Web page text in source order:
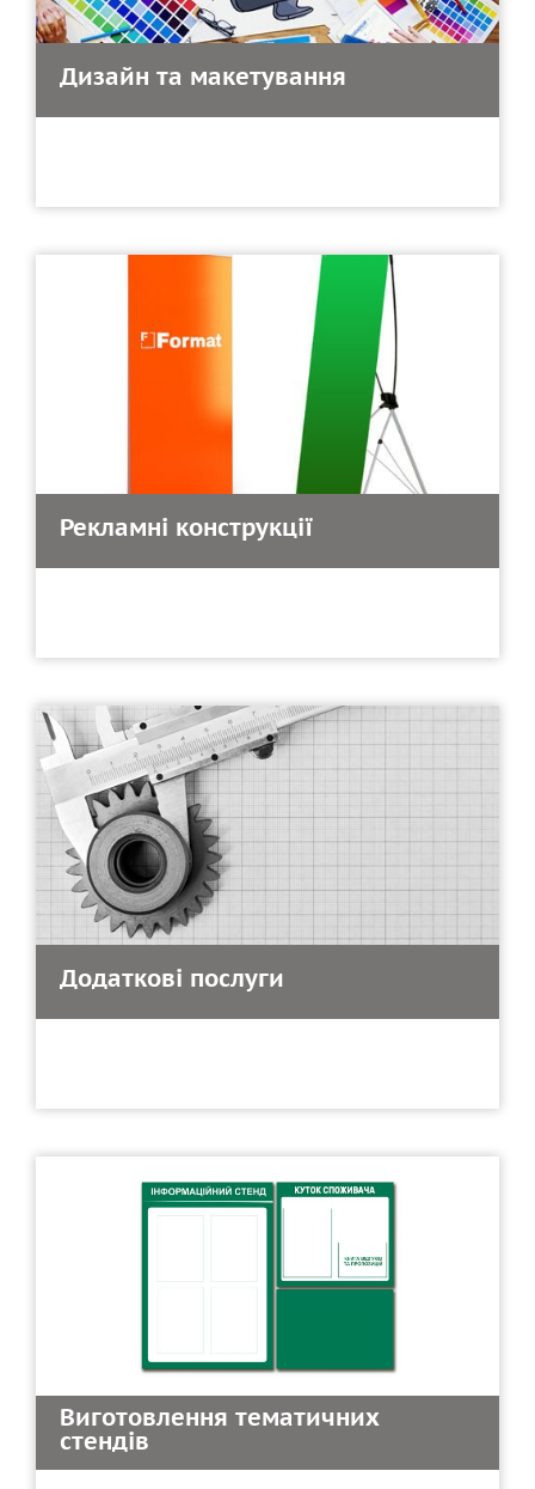
Дизайн та макетування
Рекламні конструкції
Додаткові послуги
Виготовлення тематичних
стендів